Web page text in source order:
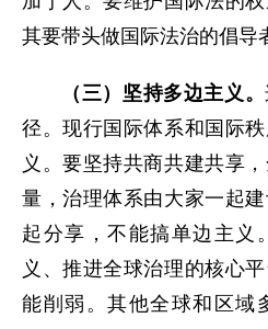
其要带头做国际法治的倡导
（三）坚持多边主义。
径。现行国际体系和国际
义。要坚持共商共建共享
量，治理体系由大家一起
起分享，不能搞单边主义
义、推进全球治理的核心
能削弱。其他全球和区域